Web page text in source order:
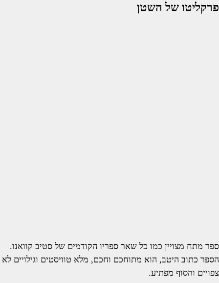
פרקליטו של השטן
ספר מתח מצויין כמו כל שאר ספריו הקודמים של סטיב קוואנו.
הספר כתוב היטב, הוא מתוחכם וחכם, מלא טוויסטים וגילויים לא
צפויים והסוף מפתיע.